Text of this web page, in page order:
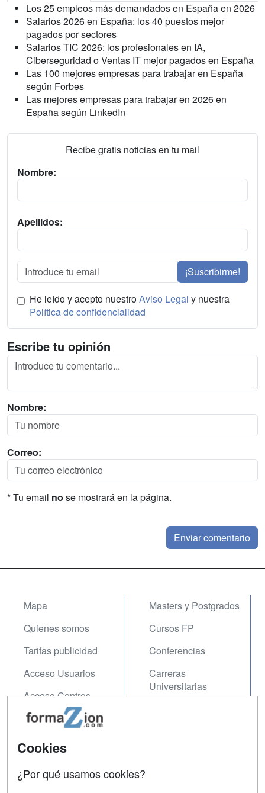
Los 25 empleos más demandados en España en 2026
Salarios 2026 en España: los 40 puestos mejor
pagados por sectores
Salarios TIC 2026: los profesionales en IA,
Ciberseguridad o Ventas IT mejor pagados en España
Las 100 mejores empresas para trabajar en España
según Forbes
Las mejores empresas para trabajar en 2026 en
España según LinkedIn
Recibe gratis noticias en tu mail
Nombre:
Apellidos:
¡Suscribirme!
He leído y acepto nuestroAviso Legal y nuestra
Política de confidencialidad
Escribe tu opinión
Nombre:
Correo:
* Tu email no se mostrará en la página.
Mapa
Quienes somos
Tarifas publicidad
Acceso Usuarios
Acceso Centros
Masters y Postgrados
Cursos FP
Conferencias
Carreras
Universitarias
Contactar
Cookies
¿Por qué usamos cookies?